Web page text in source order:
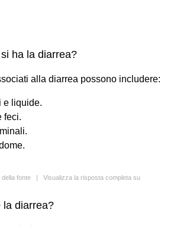
ha la diarrea?
alla diarrea possono includere:
e liquide.
feci.
fonte | Visualizza la risposta completa su
la diarrea?